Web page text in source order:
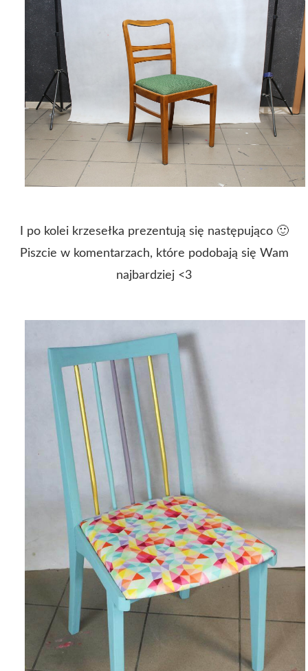
I po kolei krzesełka prezentują się następująco 🙂
Piszcie w komentarzach, które podobają się Wam
najbardziej <3